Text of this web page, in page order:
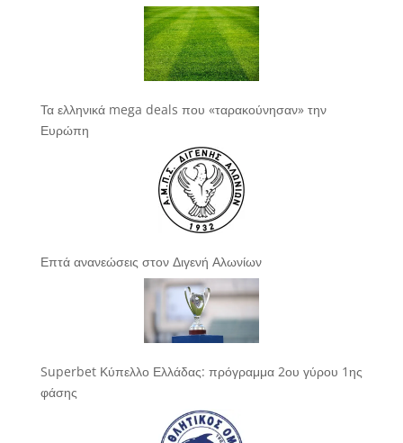
Τα ελληνικά mega deals που «ταρακούνησαν» την
Ευρώπη
Επτά ανανεώσεις στον Διγενή Αλωνίων
Superbet Κύπελλο Ελλάδας: πρόγραμμα 2ου γύρου 1ης
φάσης